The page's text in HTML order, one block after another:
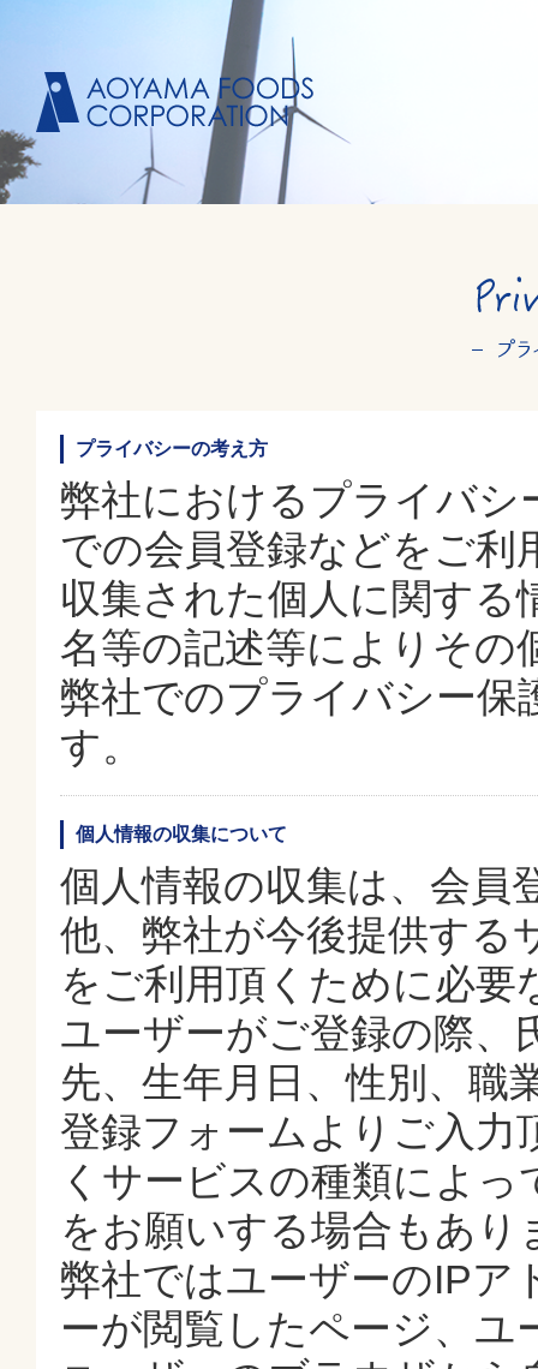
プライバシーの考え方
弊社におけるプライバ
での会員登録などをご利
収集された個人に関する
名等の記述等によりその
弊社でのプライバシー保
す。
個人情報の収集について
個人情報の収集は、会員
他、弊社が今後提供する
をご利用頂くために必
ユーザーがご登録の際、
先、生年月日、性別、職
登録フォームよりご入力
くサービスの種類によ
をお願いする場合もあり
弊社ではユーザーのIPア
ーが閲覧したページ、ユ